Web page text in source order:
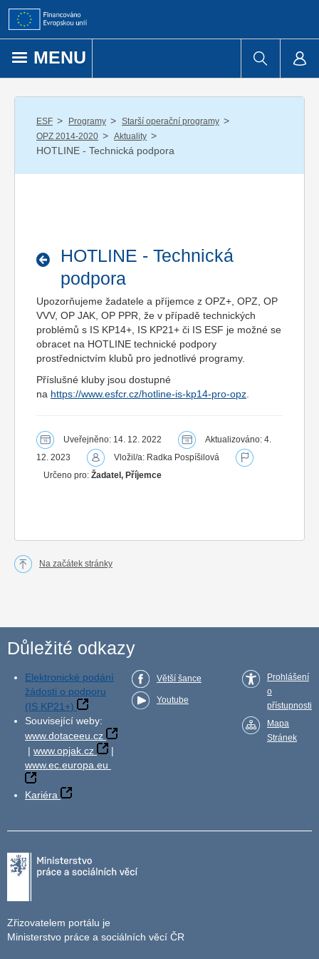
Přejít k obsahu
MENU
ESF / Programy / Starší operační programy /
OPZ 2014-2020 / Aktuality /
HOTLINE - Technická podpora
HOTLINE - Technická
podpora
Upozorňujeme žadatele a příjemce z OPZ+, OPZ, OP
VVV, OP JAK, OP PPR, že v případě technických
problémů s IS KP14+, IS KP21+ či IS ESF je možné se
obracet na HOTLINE technické podpory
prostřednictvím klubů pro jednotlivé programy.
Příslušné kluby jsou dostupné
na https://www.esfcr.cz/hotline-is-kp14-pro-opz
Uveřejněno: 14. 12. 2022
Aktualizováno: 4.
12. 2023
Vložil/a: Radka Pospíšilová
Určeno pro: Žadatel, Příjemce
Na začátek stránky
Důležité odkazy
Elektronické podání
žádosti o podporu
(IS KP21+)
Související weby:
www.dotaceeu.cz
| www.opjak.cz
|
www.ec.europa.eu
Kariéra
Větší šance
Youtube
Prohlášení
o
přístupnosti
Mapa
Stránek
Zřizovatelem portálu je
Ministerstvo práce a sociálních věcí ČR